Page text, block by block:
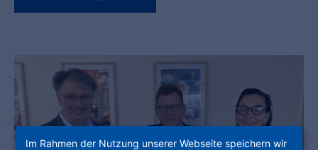
Im Rahmen der Nutzung unserer Webseite speichern wir